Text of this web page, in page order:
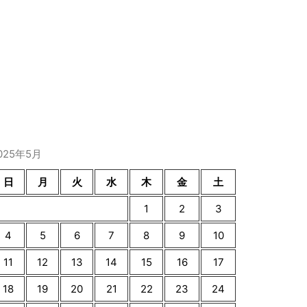
年5月
日 月 火 水 木 金 土
1 2 3
4 5 6 7 8 9 10
11 12 13 14 15 16 17
18 19 20 21 22 23 24